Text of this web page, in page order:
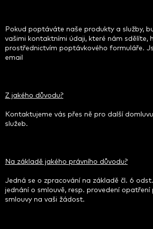
Pokud poptáváte naše produkty a služby,
vašimi kontaktními údaji, které nám sdělíte,
prostřednictvím poptávkového formuláře.
email
Z jakého důvodu?
Kontaktujeme vás přes ně pro další
služeb.
Na základě jakého právního důvodu?
Jedná se o zpracování na základě čl. 6
jednání o smlouvě, resp. provedení opatření
smlouvy na vaši žádost.